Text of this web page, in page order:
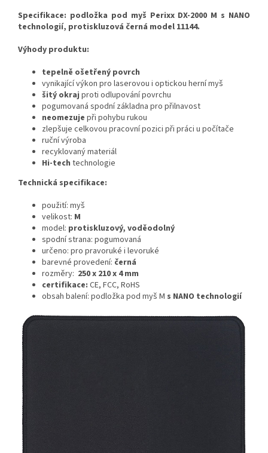
Specifikace: podložka pod myš Perixx DX-2000 M s NANO
technologií, protiskluzová černá model 11144.
Výhody produktu:
tepelně ošetřený povrch
vynikající výkon pro laserovou i optickou herní myš
šitý okraj proti odlupování povrchu
pogumovaná spodní základna pro přilnavost
neomezuje při pohybu rukou
zlepšuje celkovou pracovní pozici při práci u počítače
ruční výroba
recyklovaný materiál
Hi-tech technologie
Technická specifikace:
použití: myš
velikost: M
model: protiskluzový, voděodolný
spodní strana: pogumovaná
určeno: pro pravoruké i levoruké
barevné provedení: černá
rozměry: 250 x 210 x 4 mm
certifikace: CE, FCC, RoHS
obsah balení: podložka pod myš M s NANO technologií